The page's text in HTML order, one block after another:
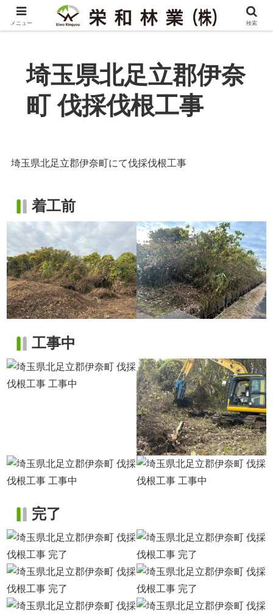
埼玉県北足立郡伊奈
町 伐採伐根工事
埼玉県北足立郡伊奈町にて伐採伐根工事
着工前
工事中
完了
メニュー 検索